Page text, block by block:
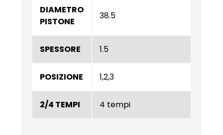
DIAMETRO
PISTONE
38.5
SPESSORE 1.5
POSIZIONE 1,2,3
2/4 TEMPI 4 tempi